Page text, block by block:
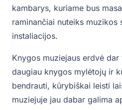
kambarys, kuriame bus
raminančiai nuteiks muzikos
instaliacijos.
Knygos muziejaus erdvė
daugiau knygos mylėtojų ir
bendrauti, kūrybiškai leisti
muziejuje jau dabar galima